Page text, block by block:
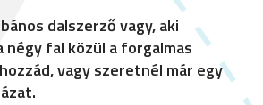
dalszerző vagy, aki
négy fal közül a forgalmas
vagy szeretnél már egy